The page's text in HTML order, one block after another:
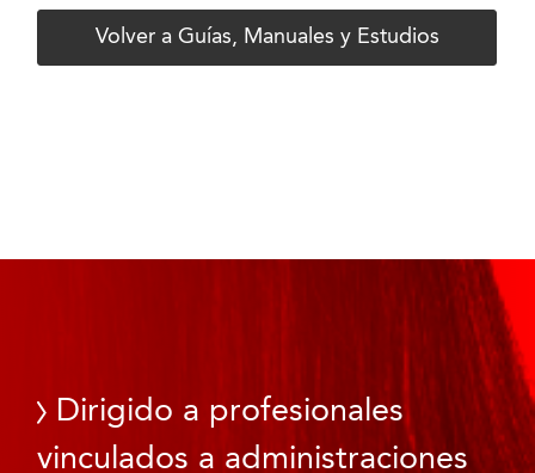
Volver a Guías, Manuales y Estudios
Dirigido a profesionales
vinculados a administraciones